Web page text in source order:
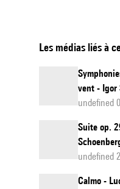
Les médias liés à
vent - Igor
undefined
Suite op.
undefined
Calmo -